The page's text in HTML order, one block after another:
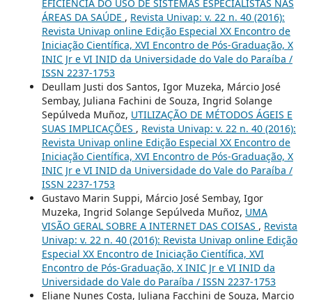
EFICIÊNCIA DO USO DE SISTEMAS ESPECIALISTAS NAS
ÁREAS DA SAÚDE , Revista Univap: v. 22 n. 40 (2016):
Revista Univap online Edição Especial XX Encontro de
Iniciação Científica, XVI Encontro de Pós-Graduação, X
INIC Jr e VI INID da Universidade do Vale do Paraíba /
ISSN 2237-1753
Deullam Justi dos Santos, Igor Muzeka, Márcio José
Sembay, Juliana Fachini de Souza, Ingrid Solange
Sepúlveda Muñoz, UTILIZAÇÃO DE MÉTODOS ÁGEIS E
SUAS IMPLICAÇÕES , Revista Univap: v. 22 n. 40 (2016):
Revista Univap online Edição Especial XX Encontro de
Iniciação Científica, XVI Encontro de Pós-Graduação, X
INIC Jr e VI INID da Universidade do Vale do Paraíba /
ISSN 2237-1753
Gustavo Marin Suppi, Márcio José Sembay, Igor
Muzeka, Ingrid Solange Sepúlveda Muñoz, UMA
VISÃO GERAL SOBRE A INTERNET DAS COISAS , Revista
Univap: v. 22 n. 40 (2016): Revista Univap online Edição
Especial XX Encontro de Iniciação Científica, XVI
Encontro de Pós-Graduação, X INIC Jr e VI INID da
Universidade do Vale do Paraíba / ISSN 2237-1753
Eliane Nunes Costa, Juliana Facchini de Souza, Marcio